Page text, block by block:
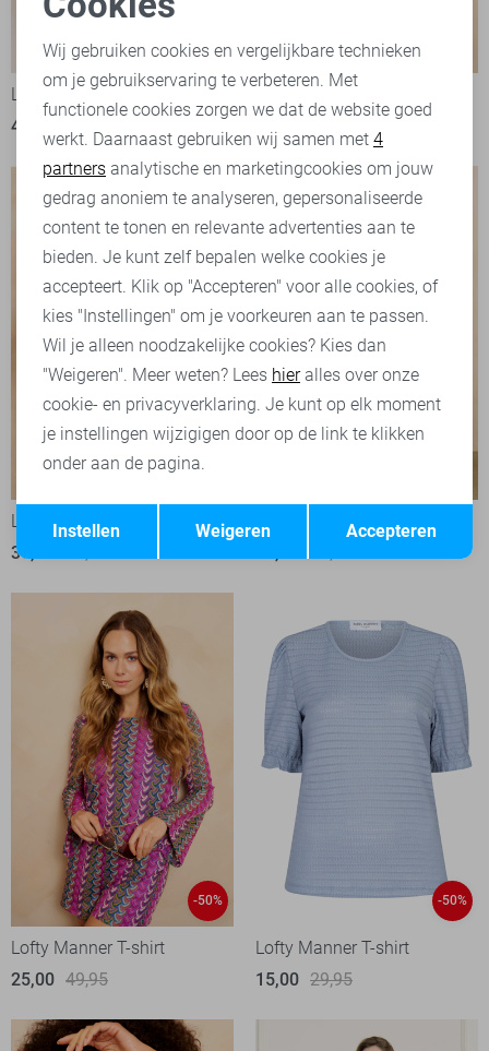
Lofty Manner Broek
49,95
40,00
-60%
Lofty Manner Jas
36,00
Lofty Manner Jurk
-50%
Lofty Manner T-shirt
25,00 49,95
-50%
Lofty Manner T-shirt
15,00 29,95
Noodzakelijke cookies
Personalisatie cookies
Analytische cookies
Marketing cookies
Terug Opslaan
Wij gebruiken cookies en vergelijkbare technieken
om je gebruikservaring te verbeteren. Met
functionele cookies zorgen we dat de website goed
werkt. Daarnaast gebruiken wij samen met 4
partners analytische en marketingcookies om jouw
gedrag anoniem te analyseren, gepersonaliseerde
content te tonen en relevante advertenties aan te
bieden. Je kunt zelf bepalen welke cookies je
accepteert. Klik op "Accepteren" voor alle cookies, of
kies "Instellingen" om je voorkeuren aan te passen.
Wil je alleen noodzakelijke cookies? Kies dan
"Weigeren". Meer weten? Lees hieralles over onze
cookie- en privacyverklaring. Je kunt op elk moment
je instellingen wijzigigen door op de link te klikken
onder aan de pagina.
Accepteren
Weigeren
Instellen